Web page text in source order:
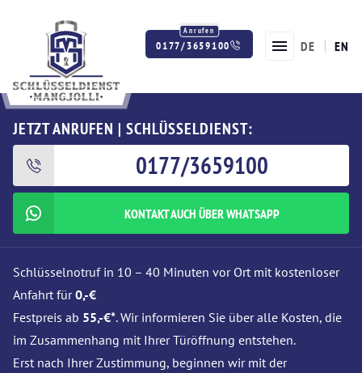
0177/3659100 DE EN
JETZT ANRUFEN | SCHLÜSSELDIENST:
0177/3659100
KONTAKT AUCH ÜBER WHATSAPP
Schlüsselnotruf in 10 – 40 Minuten vor Ort mit kostenloser
Anfahrt für0,-€
Festpreis ab 55,-€*. Wir informieren Sie über alle Kosten, die
im Zusammenhang mit Ihrer Türöffnung entstehen.
Erst nach Ihrer Zustimmung, beginnen wir mit der